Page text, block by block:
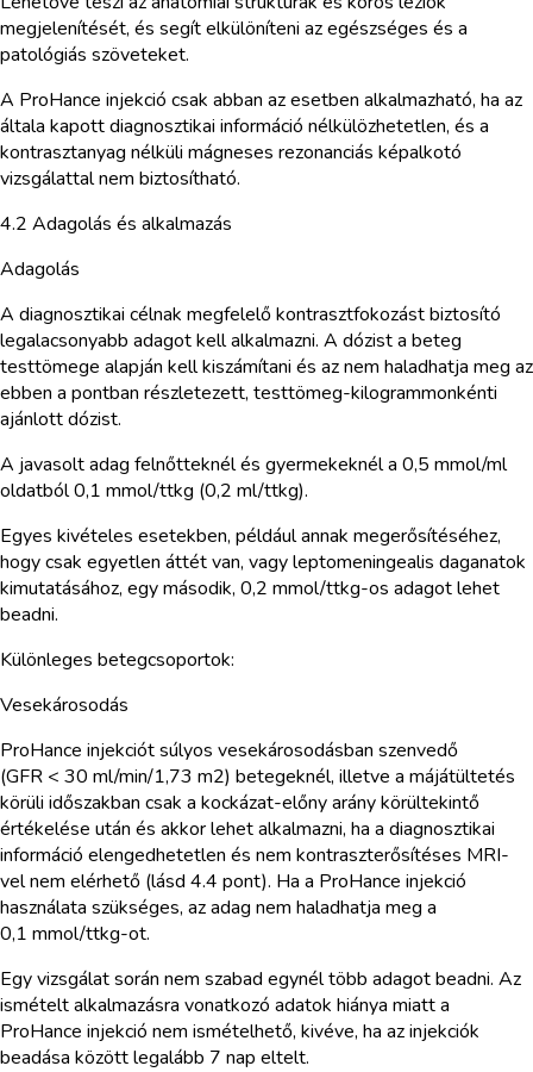
megjelenítését, és segít elkülöníteni az egészséges és a
patológiás szöveteket.
A ProHance injekció csak abban az esetben alkalmazható, ha az
általa kapott diagnosztikai információ nélkülözhetetlen, és a
kontrasztanyag nélküli mágneses rezonanciás képalkotó
vizsgálattal nem biztosítható.
4.2 Adagolás és alkalmazás
Adagolás
A diagnosztikai célnak megfelelő kontrasztfokozást biztosító
legalacsonyabb adagot kell alkalmazni. A dózist a beteg
testtömege alapján kell kiszámítani és az nem haladhatja meg az
ebben a pontban részletezett, testtömeg-kilogrammonkénti
ajánlott dózist.
A javasolt adag felnőtteknél és gyermekeknél a 0,5 mmol/ml
oldatból 0,1 mmol/ttkg (0,2 ml/ttkg).
Egyes kivételes esetekben, például annak megerősítéséhez,
hogy csak egyetlen áttét van, vagy leptomeningealis daganatok
kimutatásához, egy második, 0,2 mmol/ttkg-os adagot lehet
beadni.
Különleges betegcsoportok:
Vesekárosodás
ProHance injekciót súlyos vesekárosodásban szenvedő
(GFR < 30 ml/min/1,73 m2) betegeknél, illetve a májátültetés
körüli időszakban csak a kockázat-előny arány körültekintő
értékelése után és akkor lehet alkalmazni, ha a diagnosztikai
információ elengedhetetlen és nem kontraszterősítéses MRI-
vel nem elérhető (lásd 4.4 pont). Ha a ProHance injekció
használata szükséges, az adag nem haladhatja meg a
0,1 mmol/ttkg-ot.
Egy vizsgálat során nem szabad egynél több adagot beadni. Az
ismételt alkalmazásra vonatkozó adatok hiánya miatt a
ProHance injekció nem ismételhető, kivéve, ha az injekciók
beadása között legalább 7 nap eltelt.